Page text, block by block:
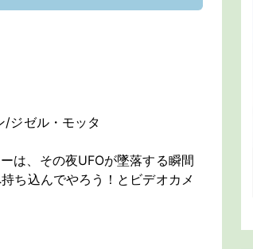
/ジゼル・モッタ
は、その夜UFOが墜落する瞬間
ち込んでやろう！とビデオカメ